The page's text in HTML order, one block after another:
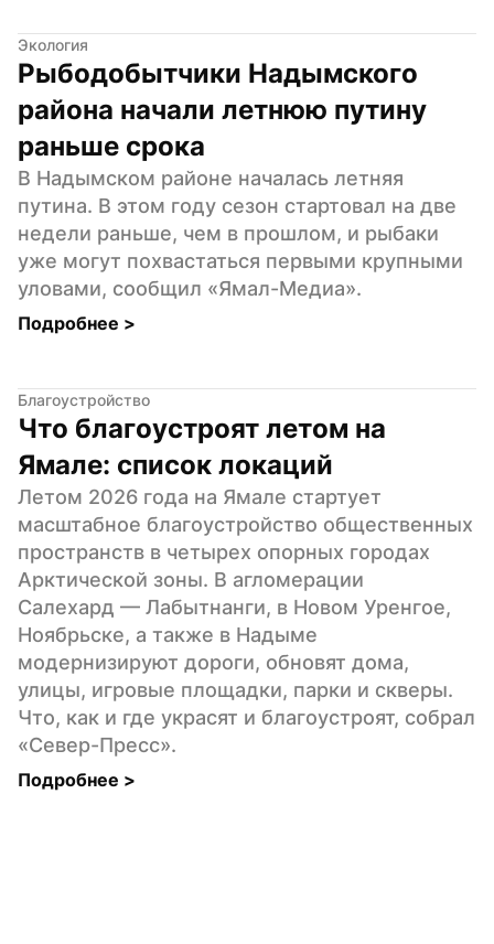
Экология
Рыбодобытчики Надымского
района начали летнюю путину
раньше срока
В Надымском районе началась летняя
путина. В этом году сезон стартовал на две
недели раньше, чем в прошлом, и рыбаки
уже могут похвастаться первыми крупными
уловами, сообщил «Ямал-Медиа».
Подробнее >
Благоустройство
Что благоустроят летом на
Ямале: список локаций
Летом 2026 года на Ямале стартует
масштабное благоустройство общественных
пространств в четырех опорных городах
Арктической зоны. В агломерации
Салехард — Лабытнанги, в Новом Уренгое,
Ноябрьске, а также в Надыме
модернизируют дороги, обновят дома,
улицы, игровые площадки, парки и скверы.
Что, как и где украсят и благоустроят, собрал
«Север-Пресс».
Подробнее >